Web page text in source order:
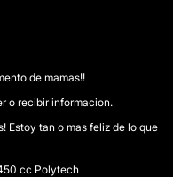
de mamas!!
o recibir informacion.
Estoy tan o mas feliz de lo que
cc Polytech